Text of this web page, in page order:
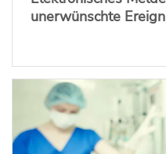
unerwünschte